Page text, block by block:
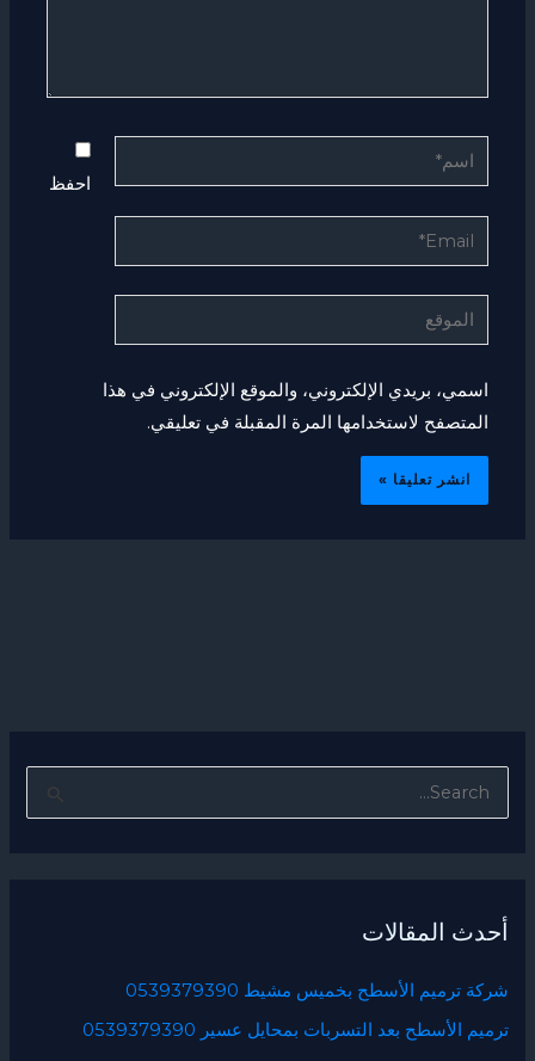
اسم*
Email*
الموقع
احفظ
اسمي، بريدي الإلكتروني، والموقع الإلكتروني في هذا
المتصفح لاستخدامها المرة المقبلة في تعليقي.
ث
ن
:
أحدث المقالات
شركة ترميم الأسطح بخميس مشيط 0539379390
ترميم الأسطح بعد التسربات بمحايل عسير 0539379390